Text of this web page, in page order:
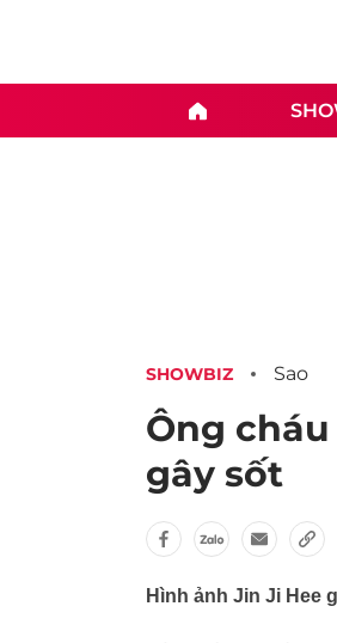
SHOWBIZ Sao
Ông
gây sốt
Hình ảnh Jin Ji Hee